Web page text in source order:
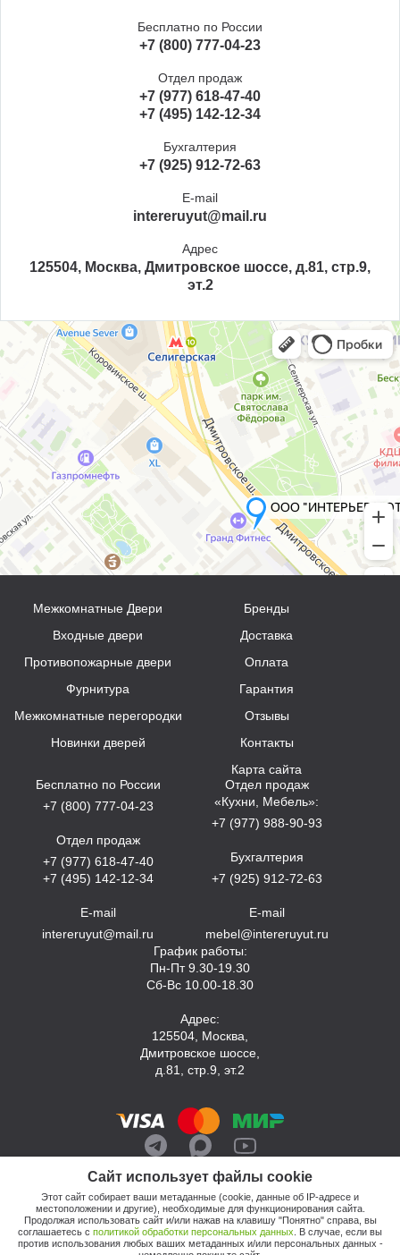
Бесплатно по России
+7 (800) 777-04-23
Отдел продаж
+7 (977) 618-47-40
+7 (495) 142-12-34
Бухгалтерия
+7 (925) 912-72-63
E-mail
intereruyut@mail.ru
Адрес
125504, Москва, Дмитровское шоссе, д.81, стр.9,
эт.2
Сайт использует файлы cookie
Этот сайт собирает ваши метаданные (cookie, данные об IP-адресе и
местоположении и другие), необходимые для функционирования сайта.
Продолжая использовать сайт и/или нажав на клавишу "Понятно" справа, вы
соглашаетесь с политикой обработки персональных данных . В случае, если вы
против использования любых ваших метаданных и/или персональных данных -
Межкомнатные Двери
Входные двери
Противопожарные двери
Фурнитура
Межкомнатные перегородки
Новинки дверей
Бренды
Доставка
Оплата
Гарантия
Отзывы
Контакты
Карта сайта
Бесплатно по России
+7 (800) 777-04-23
Отдел продаж
+7 (977) 618-47-40
+7 (495) 142-12-34
E-mail
intereruyut@mail.ru
Отдел продаж
«Кухни, Мебель»:
+7 (977) 988-90-93
Бухгалтерия
+7 (925) 912-72-63
E-mail
mebel@intereruyut.ru
График работы:
Пн-Пт 9.30-19.30
Сб-Вс 10.00-18.30
Адрес:
125504, Москва,
Дмитровское шоссе,
д.81, стр.9, эт.2